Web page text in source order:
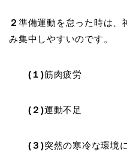
２ 準備運動を怠った時は、
み集中しやすいのです。
(１)筋肉疲労
(２)運動不足
(３)突然の寒冷な環境